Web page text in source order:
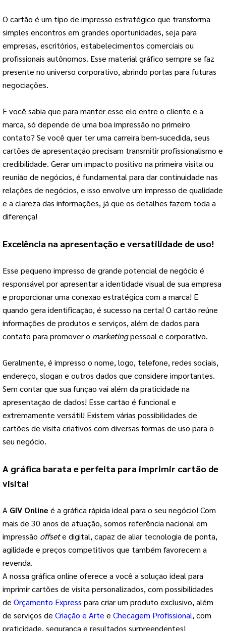
O cartão é um tipo de impresso estratégico que transforma
simples encontros em grandes oportunidades, seja para
empresas, escritórios, estabelecimentos comerciais ou
profissionais autônomos. Esse material gráfico sempre se faz
presente no universo corporativo, abrindo portas para futuras
negociações.
E você sabia que para manter esse elo entre o cliente e a
marca, só depende de uma boa impressão no primeiro
contato? Se você quer ter uma carreira bem-sucedida, seus
cartões de apresentação precisam transmitir profissionalismo e
credibilidade. Gerar um impacto positivo na primeira visita ou
reunião de negócios, é fundamental para dar continuidade nas
relações de negócios, e isso envolve um impresso de qualidade
e a clareza das informações, já que os detalhes fazem toda a
diferença!
Excelência na apresentação e versatilidade de uso!
Esse pequeno impresso de grande potencial de negócio é
responsável por apresentar a identidade visual de sua empresa
e proporcionar uma conexão estratégica com a marca! E
quando gera identificação, é sucesso na certa! O cartão reúne
informações de produtos e serviços, além de dados para
contato para promover o marketingpessoal e corporativo.
Geralmente, é impresso o nome, logo, telefone, redes sociais,
endereço, slogan e outros dados que considere importantes.
Sem contar que sua função vai além da praticidade na
apresentação de dados! Esse cartão é funcional e
extremamente versátil! Existem várias possibilidades de
cartões de visita criativos com diversas formas de uso para o
seu negócio.
A gráfica barata e perfeita para imprimir cartão de
visita!
A GIV Online é a gráfica rápida ideal para o seu negócio! Com
mais de 30 anos de atuação, somos referência nacional em
impressão offsete digital, capaz de aliar tecnologia de ponta,
agilidade e preços competitivos que também favorecem a
revenda.
A nossa gráfica online oferece a você a solução ideal para
imprimir cartões de visita personalizados, com possibilidades
de Orçamento Express para criar um produto exclusivo, além
de serviços de Criação e Arte e Checagem Profissional, com
praticidade, segurança e resultados surpreendentes!